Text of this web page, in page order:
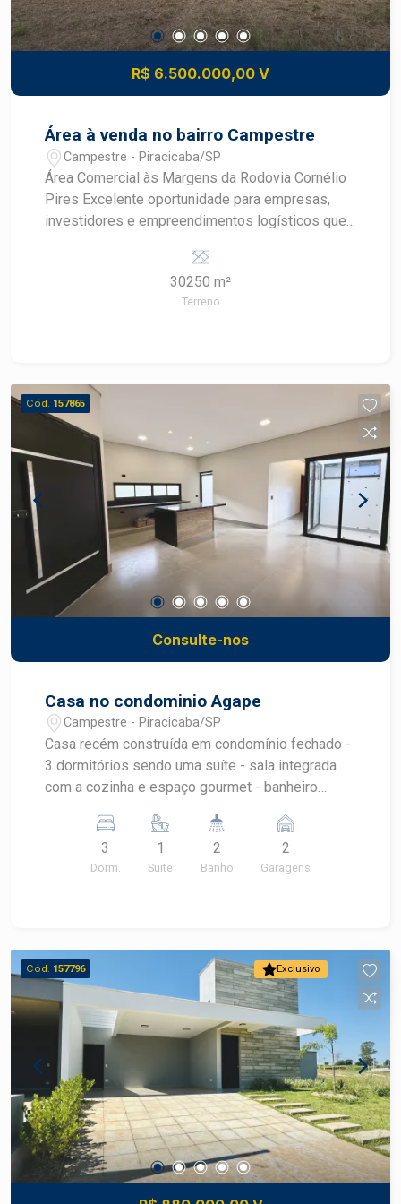
Piracicaba. Agende sua visita.
R$ 6.500.000,00 V
Área à venda no bairro Campestre
Campestre - Piracicaba/SP
Área Comercial às Margens da Rodovia Cornélio
Pires Excelente oportunidade para empresas,
investidores e empreendimentos logísticos que
de 100 metros de frente para a Rodovia Cornélio
Pires, proporcionando grande exposição
implantação de galpões, centros de distribuição,
transportadoras, indústrias, pátios logísticos e
demais atividades empresariais que demandam
espaço e praticidade operacional. Destaques do
imóvel: Mais de 100 metros de frente para a
rodovia; Topografia plana; Fácil acesso para
caminhões e carretas; Excelente área para
manobras e operações logísticas; Grande
potencial para instalação de empresas e
empreendimentos comerciais; Localização
estratégica com ótima visibilidade. Uma área
30250 m²
Terreno
Cód. 157865
Consulte-nos
Casa no condominio Agape
Campestre - Piracicaba/SP
Casa recém construída em condomínio fechado -
3 dormitórios sendo uma suíte - sala integrada
com a cozinha e espaço gourmet - banheiro
3
Dorm.
1
Suite
2
Banho
2
Garagens
Exclusivo
Cód. 157796